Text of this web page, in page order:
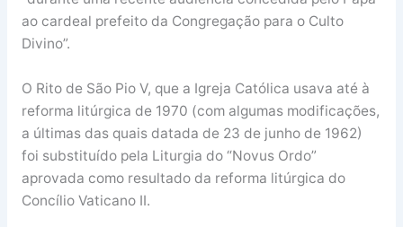
ao cardeal prefeito da Congregação para o Culto
Divino”.
O Rito de São Pio V, que a Igreja Católica usava até à
reforma litúrgica de 1970 (com algumas modificações,
a últimas das quais datada de 23 de junho de 1962)
foi substituído pela Liturgia do “Novus Ordo”
aprovada como resultado da reforma litúrgica do
Concílio Vaticano II.